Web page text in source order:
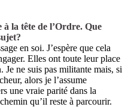
à la tête de l’Ordre. Que
en soi. J’espère que cela
Elles ont toute leur place
Je ne suis pas militante mais, si
alors je l’assume
une vraie parité dans la
qu’il reste à parcourir.